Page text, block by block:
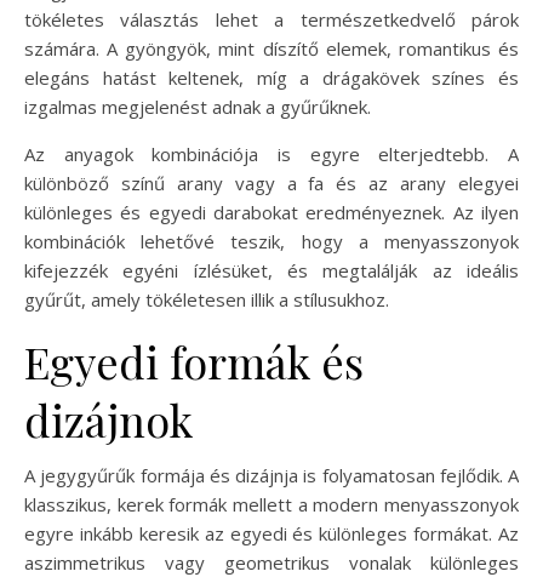
tökéletes választás lehet a természetkedvelő párok
számára. A gyöngyök, mint díszítő elemek, romantikus és
elegáns hatást keltenek, míg a drágakövek színes és
izgalmas megjelenést adnak a gyűrűknek.
Az anyagok kombinációja is egyre elterjedtebb. A
különböző színű arany vagy a fa és az arany elegyei
különleges és egyedi darabokat eredményeznek. Az ilyen
kombinációk lehetővé teszik, hogy a menyasszonyok
kifejezzék egyéni ízlésüket, és megtalálják az ideális
gyűrűt, amely tökéletesen illik a stílusukhoz.
Egyedi formák és
dizájnok
A jegygyűrűk formája és dizájnja is folyamatosan fejlődik. A
klasszikus, kerek formák mellett a modern menyasszonyok
egyre inkább keresik az egyedi és különleges formákat. Az
aszimmetrikus vagy geometrikus vonalak különleges